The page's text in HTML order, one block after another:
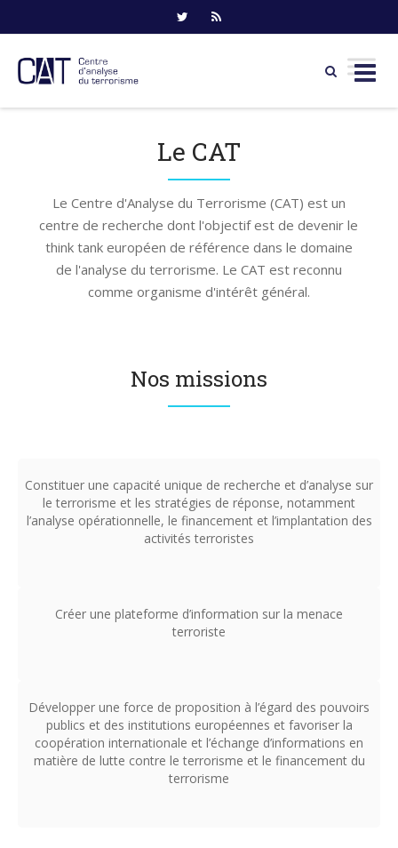
Le CAT
Le Centre d'Analyse du Terrorisme (CAT) est un
centre de recherche dont l'objectif est de devenir le
think tank européen de référence dans le domaine
de l'analyse du terrorisme. Le CAT est reconnu
comme organisme d'intérêt général.
Nos missions
Constituer une capacité unique de recherche et d’analyse sur
le terrorisme et les stratégies de réponse, notamment
l’analyse opérationnelle, le financement et l’implantation des
activités terroristes
Créer une plateforme d’information sur la menace
terroriste
Développer une force de proposition à l’égard des pouvoirs
publics et des institutions européennes et favoriser la
coopération internationale et l’échange d’informations en
matière de lutte contre le terrorisme et le financement du
terrorisme